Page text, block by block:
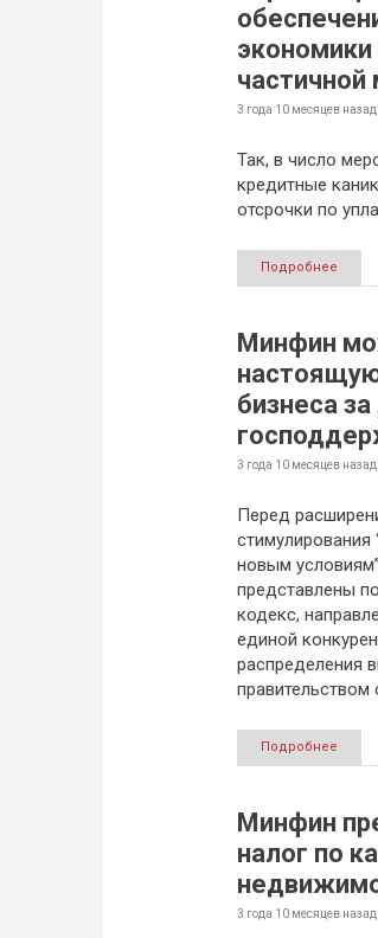
экономики
частичной
3 года 10 месяцевназад
Так, в число
кредитные
отсрочки по
Подробнее
Минфин
бизнеса
3 года 10 месяцевназад
Перед
стимулирования
новым
представлены
кодекс,
единой
распределения
правительством
Подробнее
Минфин
налог по
3 года 10 месяцевназад